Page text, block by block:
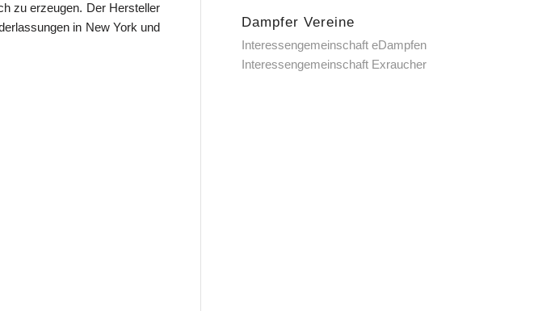
zu erzeugen. Der Hersteller
in New York und
Dampfer Vereine
Interessengemeinschaft eDampfen
Interessengemeinschaft Exraucher